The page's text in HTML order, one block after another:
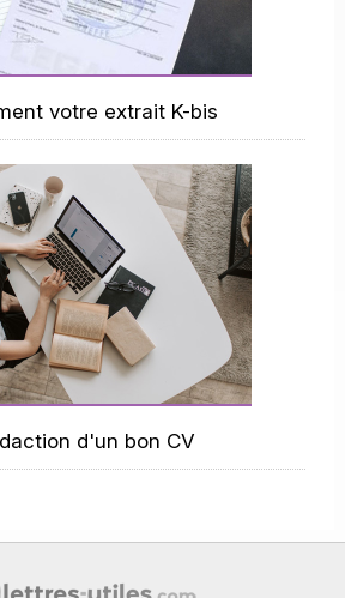
votre extrait K-bis
d'un bon CV